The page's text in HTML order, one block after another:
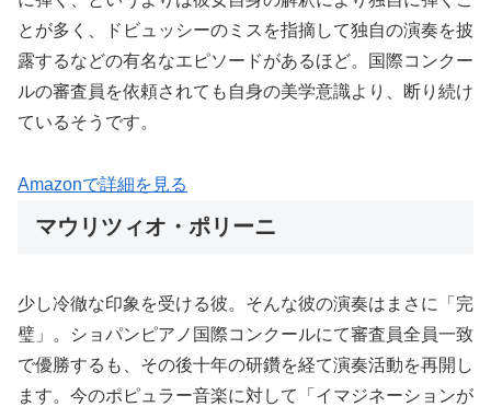
とが多く、ドビュッシーのミスを指摘して独自の演奏を披
露するなどの有名なエピソードがあるほど。国際コンクー
ルの審査員を依頼されても自身の美学意識より、断り続け
ているそうです。
Amazonで詳細を見る
マウリツィオ・ポリーニ
少し冷徹な印象を受ける彼。そんな彼の演奏はまさに「完
璧」。ショパンピアノ国際コンクールにて審査員全員一致
で優勝するも、その後十年の研鑽を経て演奏活動を再開し
ます。今のポピュラー音楽に対して「イマジネーションが